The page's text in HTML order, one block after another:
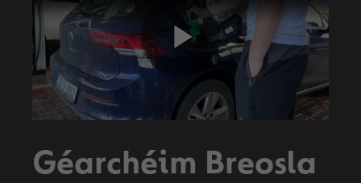
Play
Video
Géarchéim Breosla